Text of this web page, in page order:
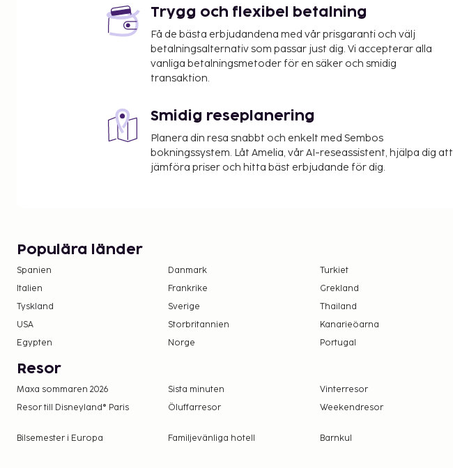
Luftkonditionering, kassafack, sat-tv, telefon, Internet, minibar, hårtork,
bad/dusch och wc.
Byggnadens faciliteter
Restaurang, utomhuspool, öppen maj- september, gym, bastu, jacuzzi, spa,
Barnsäng förbokas, gratis.
Ankomst
Trygg och flexibel betalning
Få de bästa erbjudandena med vår prisgaranti och välj
betalningsalternativ som passar just dig. Vi accepterar alla
vanliga betalningsmetoder för en säker och smidig
transaktion.
Smidig reseplanering
Planera din resa snabbt och enkelt med Sembos
bokningssystem. Låt Amelia, vår AI-reseassistent, hjälpa dig att
jämföra priser och hitta bäst erbjudande för dig.
Populära länder
Spanien Danmark
Turkiet
Italien
Frankrike
Grekland
Tyskland
Sverige
Thailand
USA
Storbritannien
Kanarieöarna
Egypten
Norge Portugal
Resor
Maxa sommaren 2026 Sista minuten Vinterresor
Resor till Disneyland® Paris
Öluffarresor Weekendresor
Bilsemester i Europa Familjevänliga hotell Barnkul